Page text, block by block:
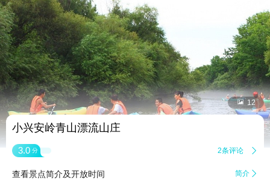
 12
小兴安岭青山漂流山庄
3.0 分 2条评论 
查看景点简介及开放时间 简介 
